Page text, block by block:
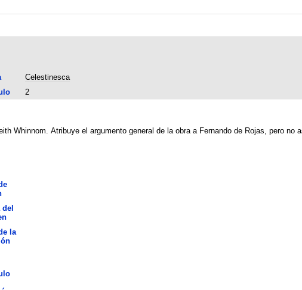
Celestinesca
2
Whinnom. Atribuye el argumento general de la obra a Fernando de Rojas, pero no
la